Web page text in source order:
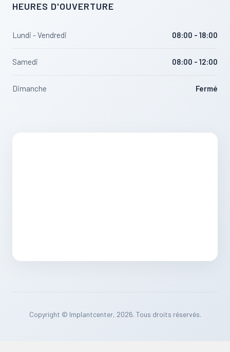
HEURES D'OUVERTURE
Lundi - Vendredi 08:00 - 18:00
Samedi 08:00 - 12:00
Dimanche Fermé
Copyright © Implantcenter, 2026. Tous droits réservés.